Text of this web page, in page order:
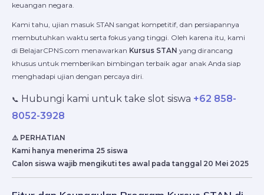
keuangan negara.
Kami tahu, ujian masuk STAN sangat kompetitif, dan persiapannya
membutuhkan waktu serta fokus yang tinggi. Oleh karena itu, kami
di BelajarCPNS.com menawarkan Kursus STAN yang dirancang
khusus untuk memberikan bimbingan terbaik agar anak Anda siap
menghadapi ujian dengan percaya diri.
📞 Hubungi kami untuk take slot siswa +62 858-
8052-3928
⚠️ PERHATIAN
Kami hanya menerima 25 siswa
Calon siswa wajib mengikuti tes awal pada tanggal 20 Mei 2025